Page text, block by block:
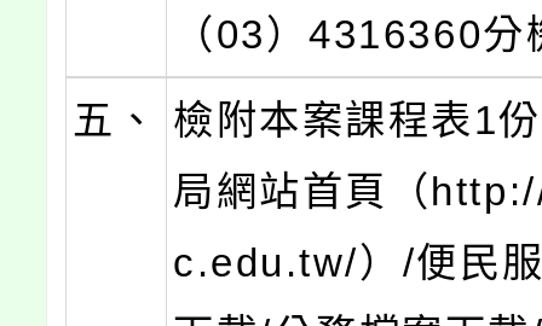
（03）4316360
五、
檢附本案課程表1
局網站首頁（
c.edu.tw/）/便民